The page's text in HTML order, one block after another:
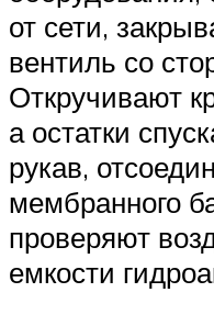
от сети,
вентиль со
Откручивают
а остатки
рукав,
мембранного
проверяют
емкости